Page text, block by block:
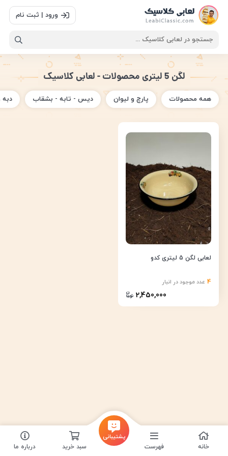
ورود | ثبت نام
لگن 5 لیتری محصولات - لعابی کلاسیک
همه محصولات پارچ و لیوان دیس - تابه - بشقاب
4 عدد موجود در انبار
لعابی لگن 5 لیتری کدو
2,450,000
خانه فهرست درباره ما سبد خرید
پشتیبانی